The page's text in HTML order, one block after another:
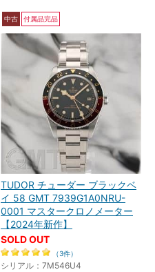
中古 付属品完品
TUDOR チューダー ブラックベ
イ 58 GMT 7939G1A0NRU-
0001 マスタークロノメーター
【2024年新作】
SOLD OUT
（3件）
シリアル：7M546U4